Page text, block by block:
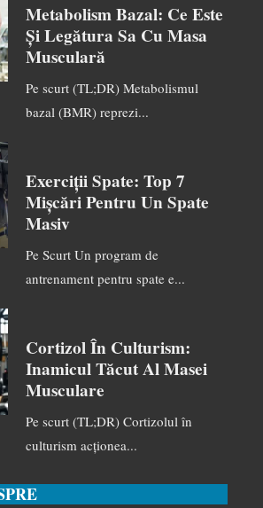
Metabolism Bazal: Ce Este
Și Legătura Sa Cu Masa
Musculară
Pe scurt (TL;DR) Metabolismul
bazal (BMR) reprezi...
Exerciții Spate: Top 7
Mișcări Pentru Un Spate
Masiv
Pe Scurt Un program de
antrenament pentru spate e...
Cortizol În Culturism:
Inamicul Tăcut Al Masei
Musculare
Pe scurt (TL;DR) Cortizolul în
culturism acționea...